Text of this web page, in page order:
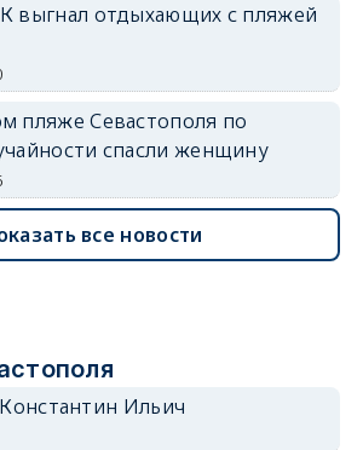
выгнал отдыхающих с пляжей
пляже Севастополя по
спасли женщину
все новости
Ильич